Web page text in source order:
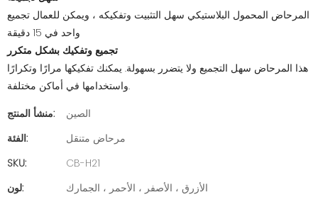
المرحاض المحمول البلاستيكي سهل التثبيت وتفكيكه ، ويمكن للعمال تجميع
واحد في 15 دقيقة
تجميع وتفكيك بشكل متكرر
هذا المرحاض سهل التجميع ولا يتضرر بسهولة. يمكنك تفكيكها مرارًا وتكرارًا
واستخدامها في أماكن مختلفة.
منشأ المنتج:
الصين
الفئة:
مرحاض متنقل
SKU:
CB-H21
لون:
الأزرق ، الأصفر ، الأحمر ، الجمارك